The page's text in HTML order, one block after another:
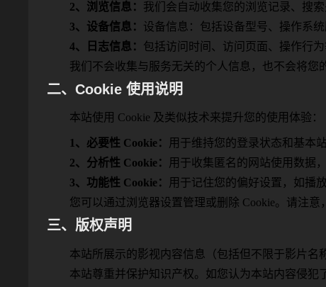
2、浏览信息： 我们会自动收集您的浏览记录、搜
3、设备信息： 设备信息：包括设备型号、操作系
4、日志信息： 包括访问时间、访问页面、操作行
我们不会收集与服务无关的个人信息，也不会将您
二、Cookie 使用说明
本站使用 Cookie 及类似技术来提升您的使用体验：
1、必要性 Cookie：
用于维持您的登录状态和基本
2、分析性 Cookie：
用于收集匿名的网站使用数据
3、功能性 Cookie：
用于记住您的偏好设置，如播
您可以通过浏览器设置管理或删除 Cookie。请注意
三、版权声明
本站所展示的影视内容信息（包括但不限于影片名
本站尊重并保护知识产权。如您认为本站内容侵犯